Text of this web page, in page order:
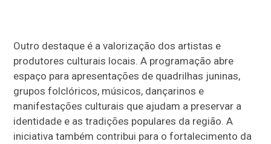
Outro destaque é a valorização dos artistas e
produtores culturais locais. A programação abre
espaço para apresentações de quadrilhas juninas,
grupos folclóricos, músicos, dançarinos e
manifestações culturais que ajudam a preservar a
identidade e as tradições populares da região. A
iniciativa também contribui para o fortalecimento da